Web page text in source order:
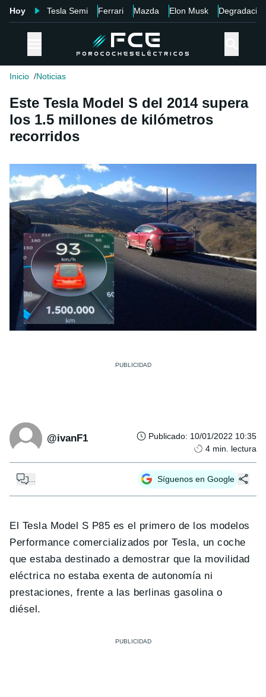
Hoy Tesla Semi Ferrari Mazda Elon Musk Degradación
Inicio Noticias
Este Tesla Model S del 2014 supera
los 1.5 millones de kilómetros
recorridos
@ivanF1 Publicado: 10/01/2022 10:35
4 min. lectura
Síguenos en Google
El Tesla Model S P85 es el primero de los modelos
Performance comercializados por Tesla, un coche
que estaba destinado a demostrar que la movilidad
eléctrica no estaba exenta de autonomía ni
prestaciones, frente a las berlinas gasolina o
diésel.